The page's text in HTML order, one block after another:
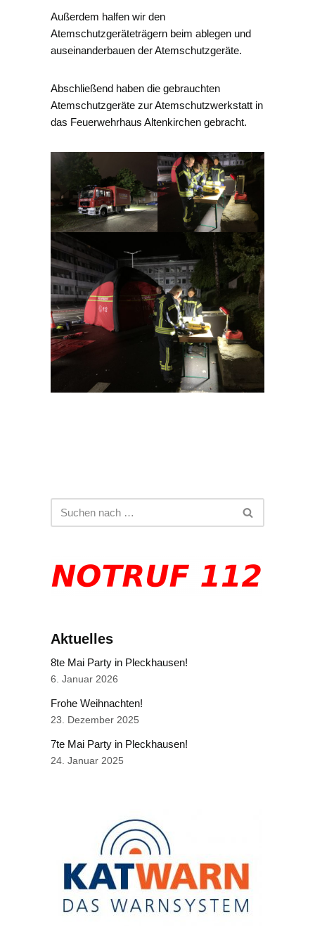
Außerdem halfen wir den
Atemschutzgeräteträgern beim ablegen und
auseinanderbauen der Atemschutzgeräte.
Abschließend haben die gebrauchten
Atemschutzgeräte zur Atemschutzwerkstatt in
das Feuerwehrhaus Altenkirchen gebracht.
Aktuelles
8te Mai Party in Pleckhausen!
6. Januar 2026
Frohe Weihnachten!
23. Dezember 2025
7te Mai Party in Pleckhausen!
24. Januar 2025